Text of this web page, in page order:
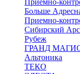
Приемно-
Больше
Приемно-
Сибирский
Рубеж
ГРАНД
Альтоника
ТЕКО